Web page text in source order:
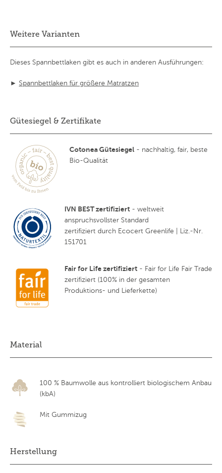
Weitere Varianten
Dieses Spannbettlaken gibt es auch in anderen Ausführungen:
► Spannbettlaken für größere Matratzen
Gütesiegel & Zertifikate
Cotonea Gütesiegel - nachhaltig, fair, beste
Bio-Qualität
IVN BEST zertifiziert - weltweit
anspruchsvollster Standard
zertifiziert durch Ecocert Greenlife | Liz.-Nr.
151701
Fair for Life zertifiziert - Fair for Life Fair Trade
zertifiziert (100% in der gesamten
Produktions- und Lieferkette)
Material
100 % Baumwolle aus kontrolliert biologischem Anbau
(kbA)
Mit Gummizug
Herstellung